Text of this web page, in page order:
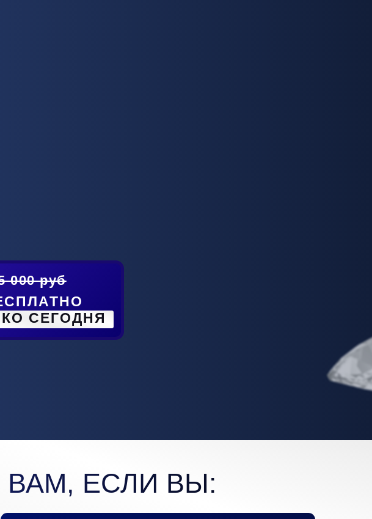
СЕГОДНЯ
000 руб
ЕСЛИ ВЫ: